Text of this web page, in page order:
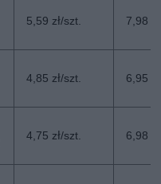
5,59 zł/szt. 7,98
4,85 zł/szt. 6,95
4,75 zł/szt. 6,98